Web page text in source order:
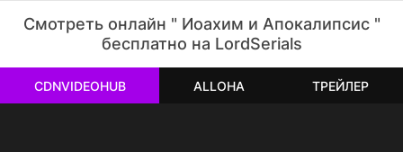
Смотреть онлайн " Иоахим и Апокалипсис "
бесплатно на LordSerials
РЕКЛАМА
РЕКЛАМА
РЕКЛАМА
РЕКЛАМА
CDNVIDEOHUB ALLOHA ТРЕЙЛЕР